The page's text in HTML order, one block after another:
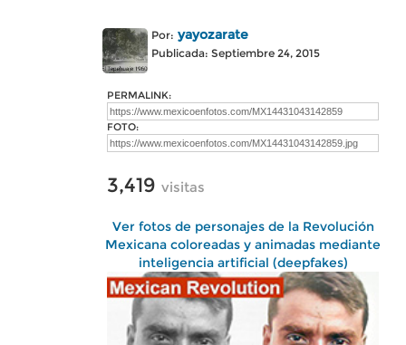
Por: yayozarate
Publicada: Septiembre 24, 2015
PERMALINK:
FOTO:
3,419 visitas
Ver fotos de personajes de la Revolución
Mexicana coloreadas y animadas mediante
inteligencia artificial (deepfakes)